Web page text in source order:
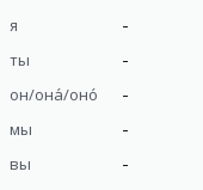
я
-
ты -
он/она́/оно́ -
мы -
вы -